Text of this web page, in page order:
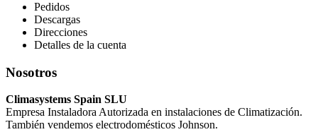
Pedidos
Descargas
Direcciones
Detalles de la cuenta
Nosotros
Climasystems Spain SLU
Empresa Instaladora Autorizada en instalaciones de Climatización.
También vendemos electrodomésticos Johnson.